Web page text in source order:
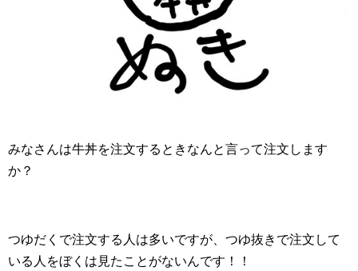
みなさんは牛丼を注文するときなんと言って注文します
か？
つゆだくで注文する人は多いですが、つゆ抜きで注文して
いる人をぼくは見たことがないんです！！